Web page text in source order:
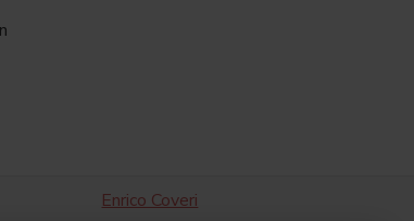
Enrico Coveri